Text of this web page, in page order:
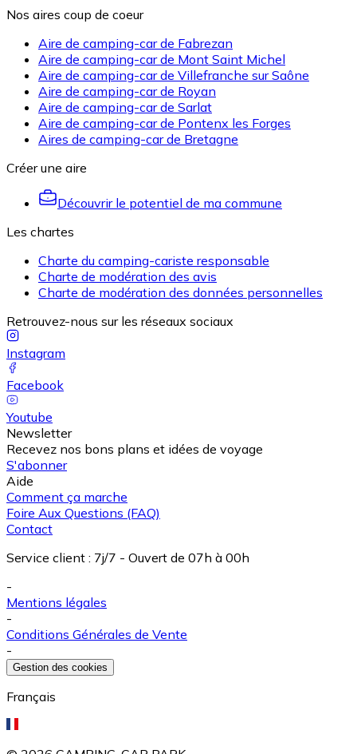
Nos aires coup de coeur
Aire de camping-car de Fabrezan
Aire de camping-car de Mont Saint Michel
Aire de camping-car de Villefranche sur Saône
Aire de camping-car de Royan
Aire de camping-car de Sarlat
Aire de camping-car de Pontenx les Forges
Aires de camping-car de Bretagne
Créer une aire
Découvrir le potentiel de ma commune
Les chartes
Charte du camping-cariste responsable
Charte de modération des avis
Charte de modération des données personnelles
Retrouvez-nous sur les réseaux sociaux
Instagram
Facebook
Youtube
Newsletter
Recevez nos bons plans et idées de voyage
S'abonner
Aide
Comment ça marche
Foire Aux Questions (FAQ)
Contact
Service client : 7j/7 - Ouvert de 07h à 00h
-
Mentions légales
-
Conditions Générales de Vente
-
Gestion des cookies
Français